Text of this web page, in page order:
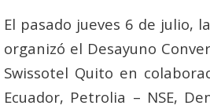
El pasado jueves 6 de julio,
organizó el Desayuno
Swissotel Quito en
Ecuador, Petrolia – NSE,